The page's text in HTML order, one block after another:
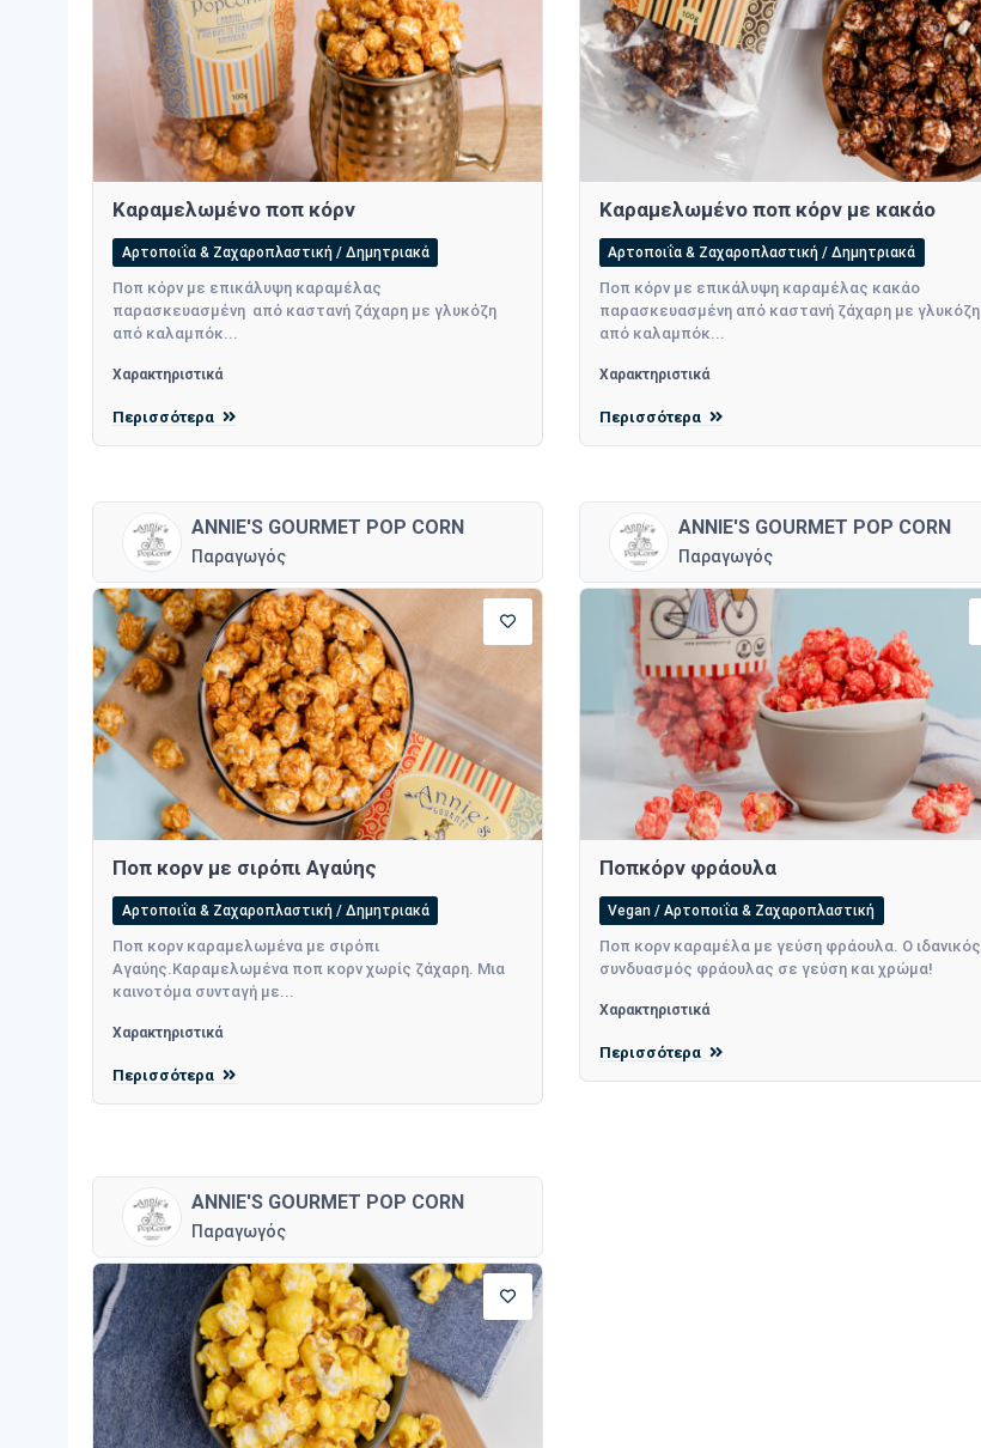
Καραμελωμένο ποπ κόρν
Αρτοποιΐα & Ζαχαροπλαστική / Δημητριακά
Ποπ κόρν με επικάλυψη καραμέλας
παρασκευασμένη από καστανή ζάχαρη με γλυκόζη
από καλαμπόκ...
Χαρακτηριστικά
Περισσότερα
Καραμελωμένο ποπ κόρν με κακάο
Αρτοποιΐα & Ζαχαροπλαστική / Δημητριακά
Ποπ κόρν με επικάλυψη καραμέλας κακάο
παρασκευασμένη από καστανή ζάχαρη με γλυκόζη
από καλαμπόκ...
Χαρακτηριστικά
Περισσότερα
ANNIE'S GOURMET POP CORN
Παραγωγός
Ποπ κορν με σιρόπι Αγαύης
Αρτοποιΐα & Ζαχαροπλαστική / Δημητριακά
Ποπ κορν καραμελωμένα με σιρόπι
Αγαύης.Καραμελωμένα ποπ κορν χωρίς ζάχαρη. Μια
καινοτόμα συνταγή με...
Χαρακτηριστικά
Περισσότερα
ANNIE'S GOURMET POP CORN
Παραγωγός
Ποπκόρν φράουλα
Vegan / Αρτοποιΐα & Ζαχαροπλαστική
Ποπ κορν καραμέλα με γεύση φράουλα. Ο ιδανικός
συνδυασμός φράουλας σε γεύση και χρώμα!
Χαρακτηριστικά
Περισσότερα
ANNIE'S GOURMET POP CORN
Παραγωγός